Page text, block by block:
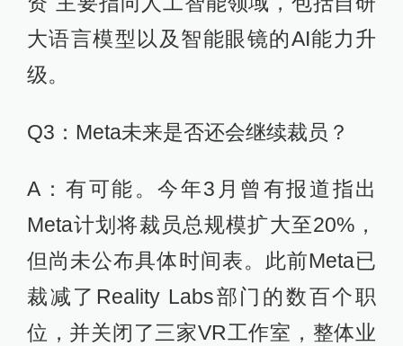
大语言模型以及智能眼镜的AI能力升
级。
Q3：Meta未来是否还会继续裁员？
A：有可能。今年3月曾有报道指出
Meta计划将裁员总规模扩大至20%，
但尚未公布具体时间表。此前Meta已
裁减了Reality Labs部门的数百个职
位，并关闭了三家VR工作室，整体业